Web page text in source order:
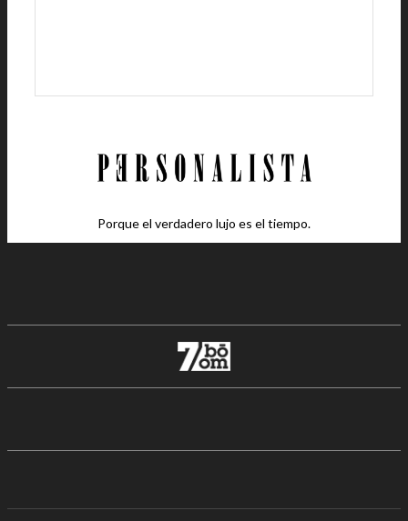
Porque el verdadero lujo es el tiempo.